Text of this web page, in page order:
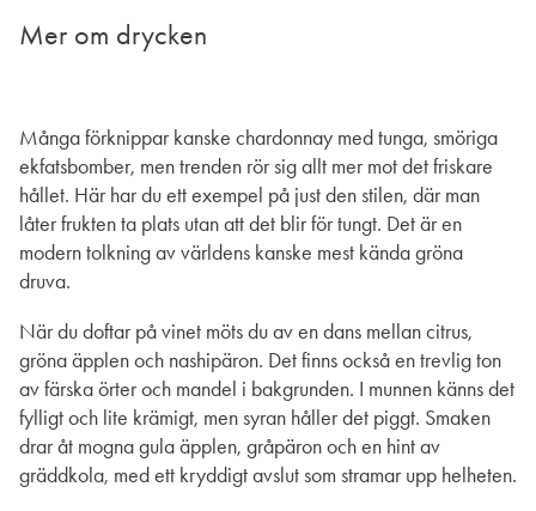
Mer om drycken
Många förknippar kanske chardonnay med tunga, smöriga
ekfatsbomber, men trenden rör sig allt mer mot det friskare
hållet. Här har du ett exempel på just den stilen, där man
låter frukten ta plats utan att det blir för tungt. Det är en
modern tolkning av världens kanske mest kända gröna
druva.
När du doftar på vinet möts du av en dans mellan citrus,
gröna äpplen och nashipäron. Det finns också en trevlig ton
av färska örter och mandel i bakgrunden. I munnen känns det
fylligt och lite krämigt, men syran håller det piggt. Smaken
drar åt mogna gula äpplen, gråpäron och en hint av
gräddkola, med ett kryddigt avslut som stramar upp helheten.